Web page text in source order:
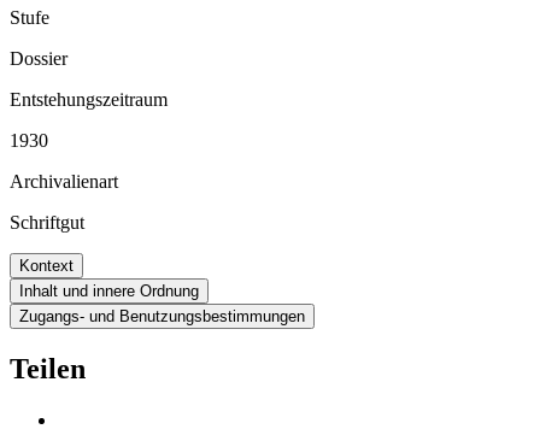
Stufe
Dossier
Entstehungszeitraum
1930
Archivalienart
Schriftgut
Kontext
Inhalt und innere Ordnung
Zugangs- und Benutzungsbestimmungen
Teilen